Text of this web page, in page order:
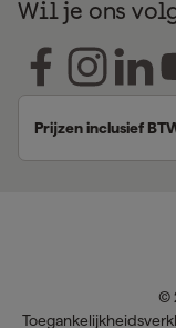
Wil je ons
Prijzen inclusief
©